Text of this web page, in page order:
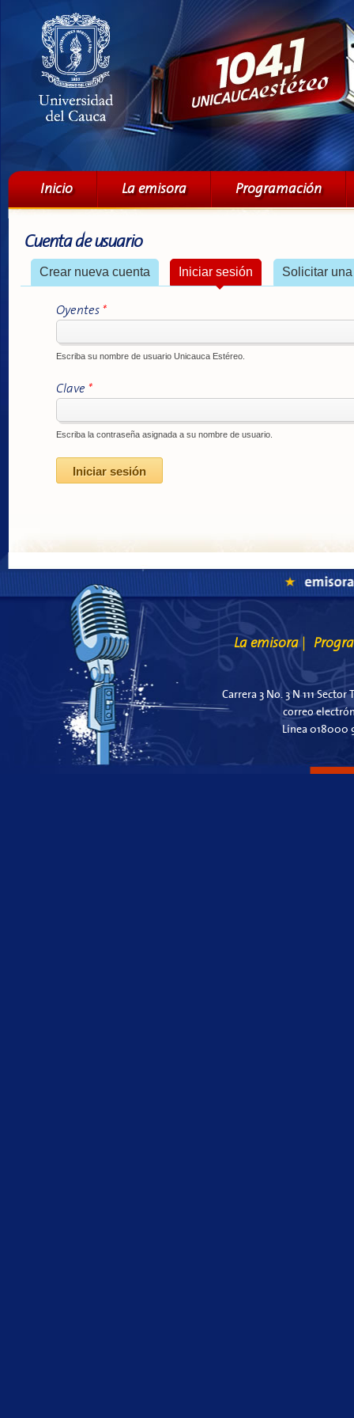
Menú principal
Inicio La emisora Programación
Cuenta de usuario
Solapas principales
Crear nueva cuenta Iniciar sesión (solapa activa)
Solicitar
Oyentes *
Escriba su nombre de usuario Unicauca Estéreo.
Clave *
Escriba la contraseña asignada a su nombre de usuario.
La emisora
Carrera 3 No. 3 N 111
correo
Línea 018000